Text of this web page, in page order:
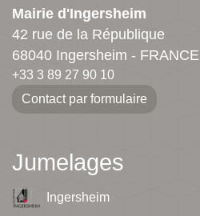
Mairie d'Ingersheim
42 rue de la République
68040 Ingersheim - FRANCE
+33 3 89 27 90 10
Contact par formulaire
Jumelages
Ingersheim